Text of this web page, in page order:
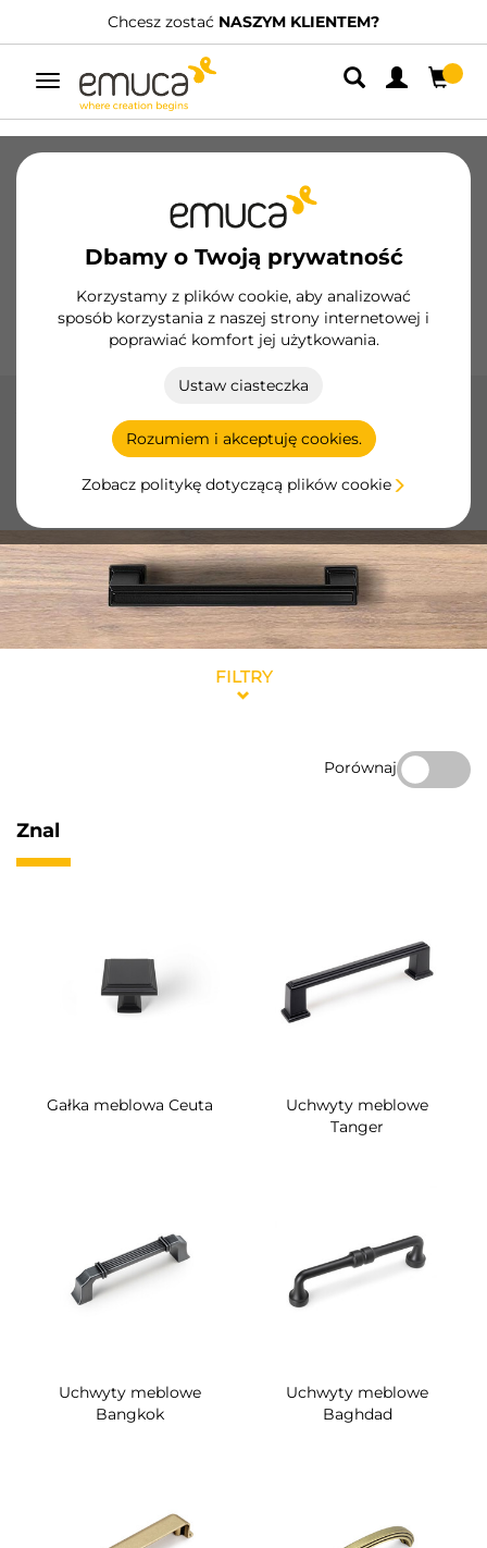
Chcesz zostaćNASZYM KLIENTEM?
Przełącz
nawigację
Dbamy o Twoją prywatność
Korzystamy z plików cookie, aby analizować
sposób korzystania z naszej strony internetowej i
poprawiać komfort jej użytkowania.
Ustaw ciasteczka
Rozumiem i akceptuję cookies.
Zobacz politykę dotyczącą plików cookie
Zawiasy
Systemy przesuwne Kuchnia
Ekspozytory
Dodaj odrobinę nostalgii i elegancji do swoich mebli dzięki
uchwytom Emuca w stylu vintage, zaprojektowanym z
trwałych materiałów i klasycznych wykończeń.
FILTRY
Porównaj
Znal
Gałka meblowa Ceuta
Uchwyty meblowe
Tanger
Uchwyty meblowe
Bangkok
Uchwyty meblowe
Baghdad